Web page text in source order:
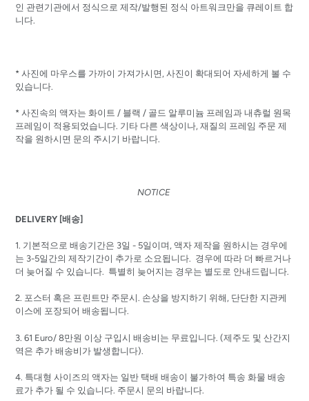
인 관련기관에서 정식으로 제작/발행된 정식 아트워크만을 큐레이트 합
니다.
* 사진에 마우스를 가까이 가져가시면, 사진이 확대되어 자세하게 볼 수
있습니다.
* 사진속의 액자는 화이트 / 블랙 / 골드 알루미늄 프레임과 내츄럴 원목
프레임이 적용되었습니다. 기타 다른 색상이나, 재질의 프레임 주문 제
작을 원하시면 문의 주시기 바랍니다.
NOTICE
DELIVERY [배송]
1. 기본적으로 배송기간은 3일 - 5일이며, 액자 제작을 원하시는 경우에
는 3-5일간의 제작기간이 추가로 소요됩니다. 경우에 따라 더 빠르거나
더 늦어질 수 있습니다. 특별히 늦어지는 경우는 별도로 안내드립니다.
2. 포스터 혹은 프린트만 주문시. 손상을 방지하기 위해 , 단단한 지관케
이스에 포장되어 배송됩니다.
3. 61 Euro/ 8만원 이상 구입시 배송비는 무료입니다. (제주도 및 산간지
역은 추가 배송비가 발생합니다).
4. 특대형 사이즈의 액자는 일반 택배 배송이 불가하여 특송 화물 배송
료가 추가 될 수 있습니다. 주문시 문의 바랍니다.